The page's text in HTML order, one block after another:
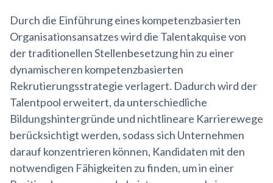
Durch die Einführung eines kompetenzbasierten
Organisationsansatzes wird die Talentakquise von
der traditionellen Stellenbesetzung hin zu einer
dynamischeren kompetenzbasierten
Rekrutierungsstrategie verlagert. Dadurch wird der
Talentpool erweitert, da unterschiedliche
Bildungshintergründe und nichtlineare Karrierewege
berücksichtigt werden, sodass sich Unternehmen
darauf konzentrieren können, Kandidaten mit den
notwendigen Fähigkeiten zu finden, um in einer